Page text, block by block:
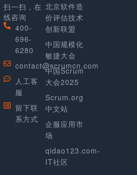
扫一扫，在
线咨询
400-
696-
6280
contact@scrumcn.com
人工客
服
留下联
系方式
北京软件造
价评估技术
创新联盟
中国规模化
敏捷大会
中国Scrum
大会2025
Scrum.org
中文站
企服应用市
场
qidao123.com-
IT社区